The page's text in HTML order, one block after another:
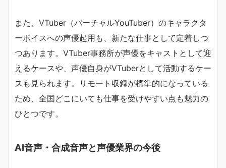
また、VTuber（バーチャルYouTuber）のキャラクタ
ーボイスへの声優起用も、新たな仕事として定着しつ
つあります。VTuber事務所が声優をキャストとして迎
えるケースや、声優自身がVTuberとして活動するケー
スも見られます。リモート収録が標準的になっている
ため、全国どこにいても仕事を受けやすい点も魅力の
ひとつです。
AI音声・合成音声と声優業界の今後